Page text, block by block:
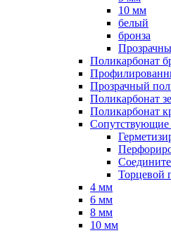
10 мм
белый
бронза
Поликарбонат
Прозрачный
Поликарбонат
Поликарбонат
Сопутствующие
Торцевой
4 мм
6 мм
8 мм
10 мм